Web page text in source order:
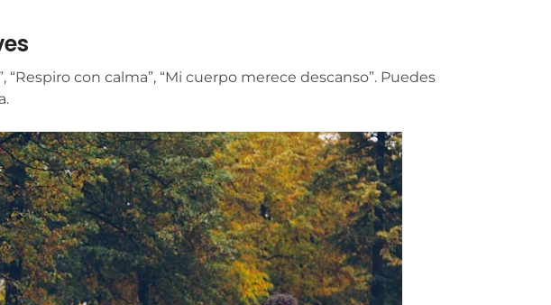
“Respiro con calma”, “Mi cuerpo merece descanso”. Puedes